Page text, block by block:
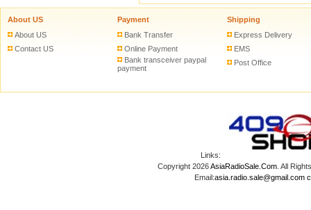
About US
About US
Contact US
Payment
Bank Transfer
Online Payment
Bank transceiver paypal
payment
Shipping
Express Delivery
EMS
Post Office
Links:
Copyright 2026AsiaRadioSale.Com. All
Email:asia.radio.sale@gmail.com